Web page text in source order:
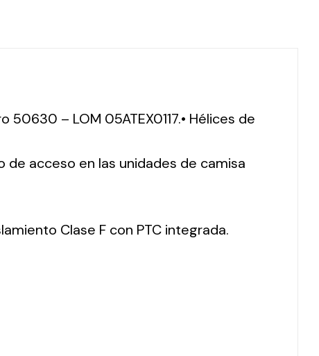
– LOM 05ATEX0117.• Hélices de
de acceso en las unidades de camisa
Clase F con PTC integrada.